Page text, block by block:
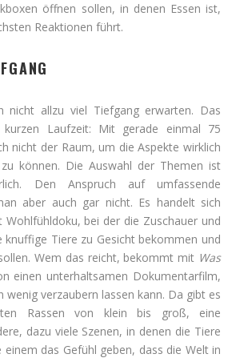
öffnen sollen, in denen Essen ist,
Reaktionen führt.
nicht allzu viel Tiefgang erwarten. Das
Laufzeit: Mit gerade einmal 75
nicht der Raum, um die Aspekte wirklich
können. Die Auswahl der Themen ist
Den Anspruch auf umfassende
aber auch gar nicht. Es handelt sich
bei der die Zuschauer und
knuffige Tiere zu Gesicht bekommen und
Wem das reicht, bekommt mit Was
einen unterhaltsamen Dokumentarfilm,
wenig verzaubern lassen kann. Da gibt es
Rassen von klein bis groß, eine
dazu viele Szenen, in denen die Tiere
einem das Gefühl geben, dass die Welt in